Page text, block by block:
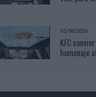
03/08/2026
KFC
homenaje